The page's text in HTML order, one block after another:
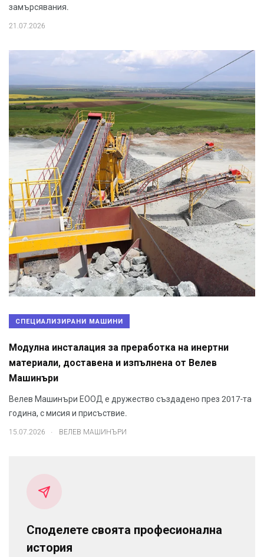
замърсявания.
21.07.2026
СПЕЦИАЛИЗИРАНИ МАШИНИ
Модулна инсталация за преработка на инертни
материали, доставена и изпълнена от Велев
Машинъри
Велев Машинъри ЕООД е дружество създадено през 2017-та
година, с мисия и присъствие.
15.07.2026 . ВЕЛЕВ МАШИНЪРИ
Споделете своята професионална
история